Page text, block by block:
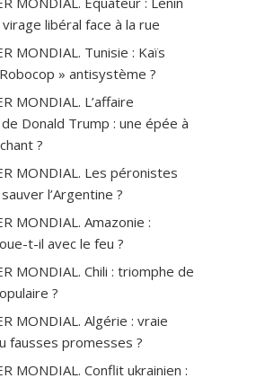
libéral face à la rue
MONDIAL. Tunisie : Kaïs
» antisystème ?
MONDIAL. L’affaire
Donald Trump : une épée à
?
MONDIAL. Les péronistes
l’Argentine ?
MONDIAL. Amazonie :
t-il avec le feu ?
MONDIAL. Chili : triomphe de
?
MONDIAL. Algérie : vraie
fausses promesses ?
MONDIAL. Conflit ukrainien :